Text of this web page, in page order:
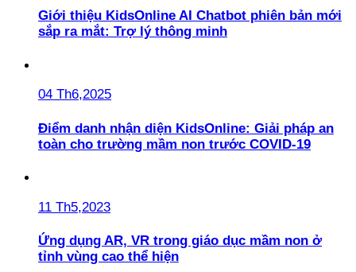
Giới thiệu KidsOnline AI Chatbot phiên bản mới
sắp ra mắt: Trợ lý thông minh
04 Th6,2025
Điểm danh nhận diện KidsOnline: Giải pháp an
toàn cho trường mầm non trước COVID-19
11 Th5,2023
Ứng dụng AR, VR trong giáo dục mầm non ở
tỉnh vùng cao thể hiện